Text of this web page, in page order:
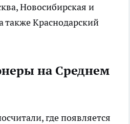
Новосибирская и
также Краснодарский
на Среднем
где появляется